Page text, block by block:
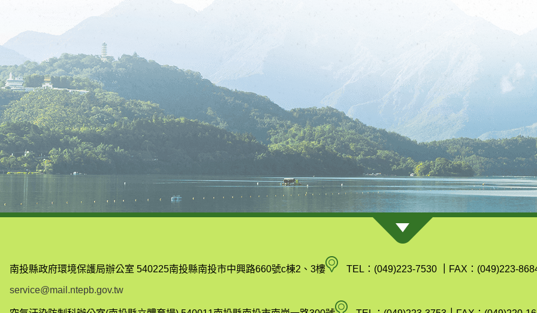
南投縣政府環境保護局辦公室 540225南投縣南投市中興路660號c棟2、3樓南
縣
TEL：(049)223-7530 FAX：(049)223-
service@mail.ntepb.gov.tw
空